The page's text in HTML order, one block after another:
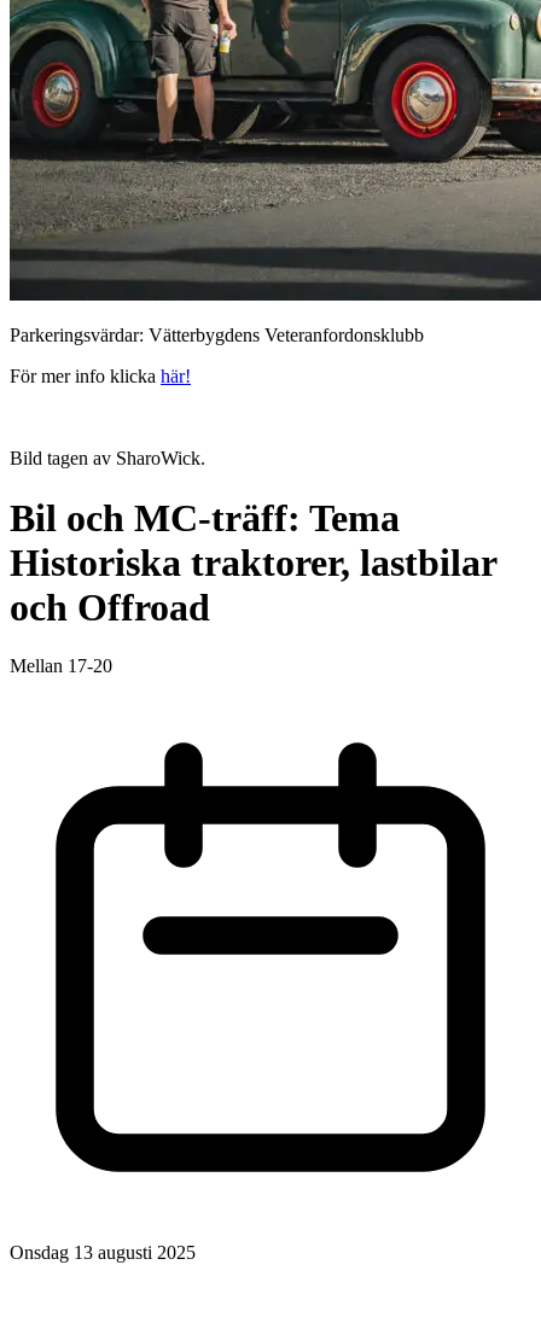
Parkeringsvärdar: Vätterbygdens Veteranfordonsklubb
För mer info klicka här!
Bild tagen av SharoWick.
Bil och MC-träff: Tema
Historiska traktorer, lastbilar
och Offroad
Mellan 17-20
Onsdag 13 augusti 2025